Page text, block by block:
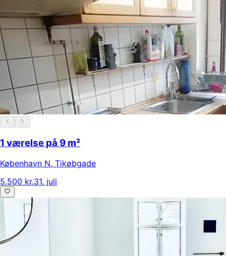
1 værelse på 9 m²
København N, Tikøbgade
5.500 kr.31. juli